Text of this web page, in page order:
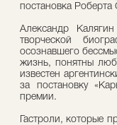
постановка
Александр
творческой
осознавшего
жизнь, понятны
известен
за постановку
премии.
Гастроли, которые